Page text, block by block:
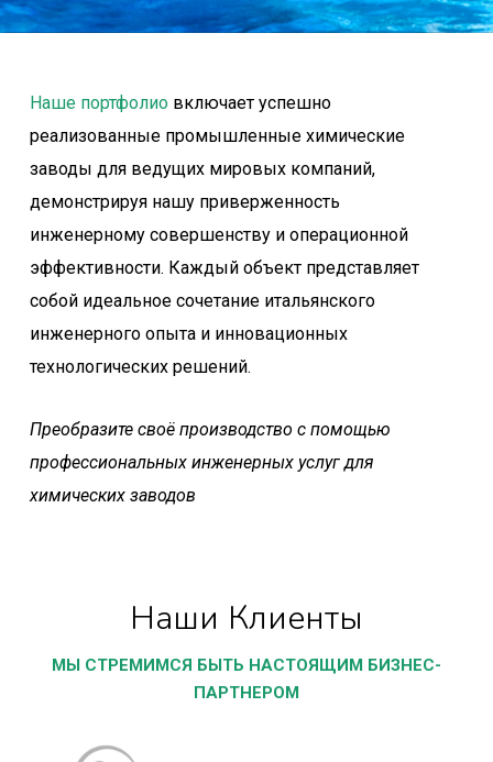
Наше портфолио включает успешно
реализованные промышленные химические
заводы для ведущих мировых компаний,
демонстрируя нашу приверженность
инженерному совершенству и операционной
эффективности. Каждый объект представляет
собой идеальное сочетание итальянского
инженерного опыта и инновационных
технологических решений.
Преобразите своё производство с помощью
профессиональных инженерных услуг для
химических заводов
Наши Клиенты
МЫ СТРЕМИМСЯ БЫТЬ НАСТОЯЩИМ БИЗНЕС-
ПАРТНЕРОМ